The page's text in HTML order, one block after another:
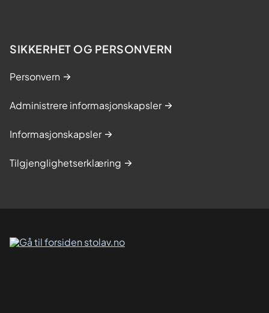
SIKKERHET OG PERSONVERN
Personvern
Administrere informasjonskapsler
Informasjonskapsler
Tilgjenglighetserklæring